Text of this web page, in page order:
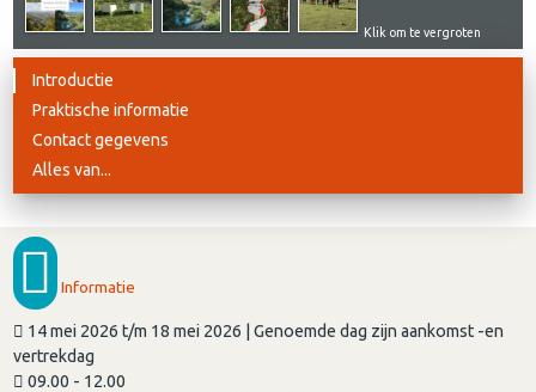
Klik om te vergroten
Introductie
Praktische informatie
Contact gegevens
Alles van...
Informatie
14 mei 2026 t/m 18 mei 2026 | Genoemde dag zijn aankomst -en
vertrekdag
09.00 - 12.00